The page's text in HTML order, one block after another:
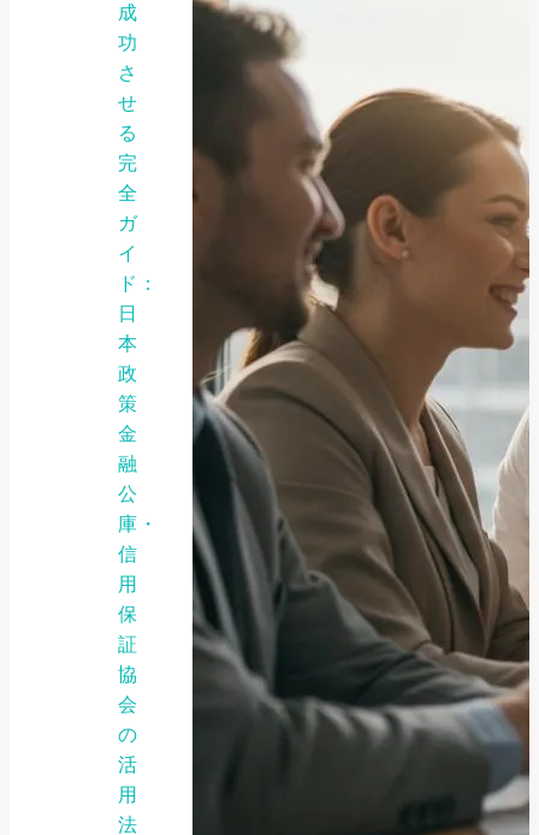
成
功
さ
せ
る
完
全
ガ
イ
ド：
日
本
政
策
金
融
公
庫・
信
用
保
証
協
会
の
活
用
法